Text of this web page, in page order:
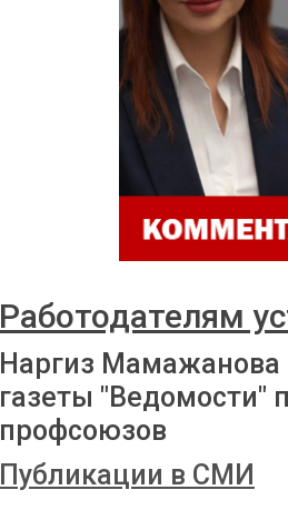
Работодателям
Наргиз Мамажанова
газеты "Ведомости"
профсоюзов
Публикации в СМИ